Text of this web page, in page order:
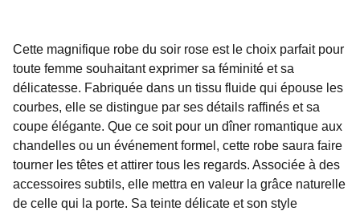
Cette magnifique robe du soir rose est le choix parfait pour
toute femme souhaitant exprimer sa féminité et sa
délicatesse. Fabriquée dans un tissu fluide qui épouse les
courbes, elle se distingue par ses détails raffinés et sa
coupe élégante. Que ce soit pour un dîner romantique aux
chandelles ou un événement formel, cette robe saura faire
tourner les têtes et attirer tous les regards. Associée à des
accessoires subtils, elle mettra en valeur la grâce naturelle
de celle qui la porte. Sa teinte délicate et son style